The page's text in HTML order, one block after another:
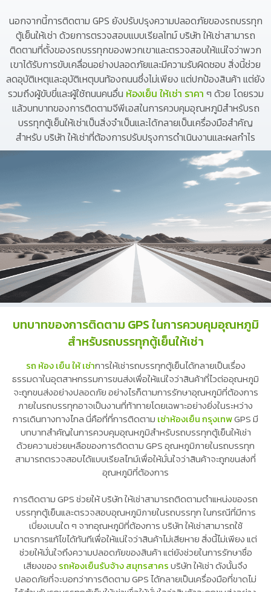
นอกจากนี้การติดตาม GPS ยังปรับปรุงความปลอดภัยของรถบรรทุก
ตู้เย็นให้เช่า ด้วยการตรวจสอบแบบเรียลไทม์ บริษัท ให้เช่าสามารถ
ติดตามที่ตั้งของรถบรรทุกของพวกเขาและตรวจสอบให้แน่ใจว่าพวก
เขาได้รับการขับเคลื่อนอย่างปลอดภัยและมีความรับผิดชอบ สิ่งนี้ช่วย
ลดอุบัติเหตุและอุบัติเหตุบนท้องถนนซึ่งไม่เพียง แต่ปกป้องสินค้า แต่ยัง
รวมถึงผู้ขับขี่และผู้ใช้ถนนคนอื่น ห้องเย็น ให้เช่า ราคา ๆ ด้วย โดยรวม
แล้วบทบาทของการติดตามจีพีเอสในการควบคุมอุณหภูมิสำหรับรถ
บรรทุกตู้เย็นให้เช่าเป็นสิ่งจำเป็นและได้กลายเป็นเครื่องมือสำคัญ
สำหรับ บริษัท ให้เช่าที่ต้องการปรับปรุงการดำเนินงานและผลกำไร
บทบาทของการติดตาม GPS ในการควบคุมอุณหภูมิ
สำหรับรถบรรทุกตู้เย็นให้เช่า
รถ ห้อง เย็น ให้ เช่าการให้เช่ารถบรรทุกตู้เย็นได้กลายเป็นเรื่อง
ธรรมดาในอุตสาหกรรมการขนส่งเพื่อให้แน่ใจว่าสินค้าที่ไวต่ออุณหภูมิ
จะถูกขนส่งอย่างปลอดภัย อย่างไรก็ตามการรักษาอุณหภูมิที่ต้องการ
ภายในรถบรรทุกอาจเป็นงานที่ท้าทายโดยเฉพาะอย่างยิ่งในระหว่าง
การเดินทางทางไกล นี่คือที่ที่การติดตาม เช่าห้องเย็น กรุงเทพGPS มี
บทบาทสำคัญในการควบคุมอุณหภูมิสำหรับรถบรรทุกตู้เย็นให้เช่า
ด้วยความช่วยเหลือของการติดตาม GPS อุณหภูมิภายในรถบรรทุก
สามารถตรวจสอบได้แบบเรียลไทม์เพื่อให้มั่นใจว่าสินค้าจะถูกขนส่งที่
อุณหภูมิที่ต้องการ
การติดตาม GPS ช่วยให้ บริษัท ให้เช่าสามารถติดตามตำแหน่งของรถ
บรรทุกตู้เย็นและตรวจสอบอุณหภูมิภายในรถบรรทุก ในกรณีที่มีการ
เบี่ยงเบนใด ๆ จากอุณหภูมิที่ต้องการ บริษัท ให้เช่าสามารถใช้
มาตรการแก้ไขได้ทันทีเพื่อให้แน่ใจว่าสินค้าไม่เสียหาย สิ่งนี้ไม่เพียง แต่
ช่วยให้มั่นใจถึงความปลอดภัยของสินค้า แต่ยังช่วยในการรักษาชื่อ
เสียงของ รถห้องเย็นรับจ้าง สมุทรสาครบริษัท ให้เช่า ดังนั้นจึง
ปลอดภัยที่จะบอกว่าการติดตาม GPS ได้กลายเป็นเครื่องมือที่ขาดไม่